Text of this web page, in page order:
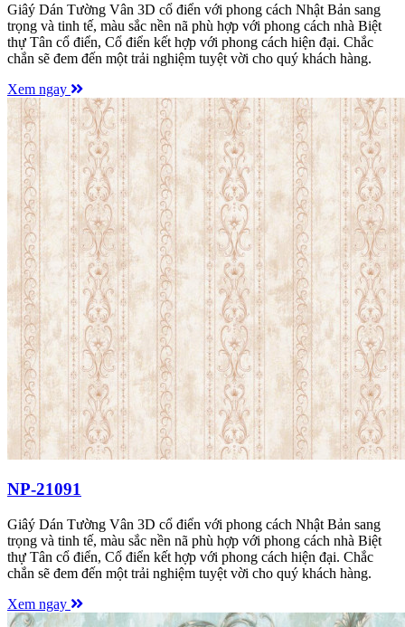
Giâý Dán Tường Vân 3D cổ điển với phong cách Nhật Bản sang
trọng và tinh tế, màu sắc nền nã phù hợp với phong cách nhà Biệt
thự Tân cổ điển, Cổ điển kết hợp với phong cách hiện đại. Chắc
chắn sẽ đem đến một trải nghiệm tuyệt vời cho quý khách hàng.
Xem ngay
NP-21091
Giâý Dán Tường Vân 3D cổ điển với phong cách Nhật Bản sang
trọng và tinh tế, màu sắc nền nã phù hợp với phong cách nhà Biệt
thự Tân cổ điển, Cổ điển kết hợp với phong cách hiện đại. Chắc
chắn sẽ đem đến một trải nghiệm tuyệt vời cho quý khách hàng.
Xem ngay